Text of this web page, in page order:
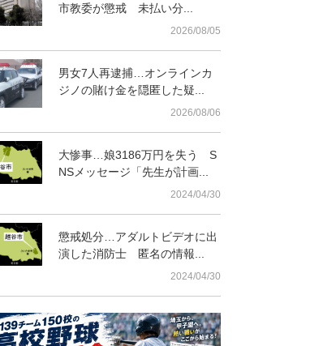
市教委が懲戒 未払い分...
2026/08/05
男女7人再逮捕…オンラインカ
ジノの賭け金を隠匿した疑...
2026/08/06
大惨事…娘3186万円を失う S
NSメッセージ「先生が計画...
2024/04/30
懲戒処分…アダルトビデオに出
演した消防士 匿名の情報...
2024/04/30